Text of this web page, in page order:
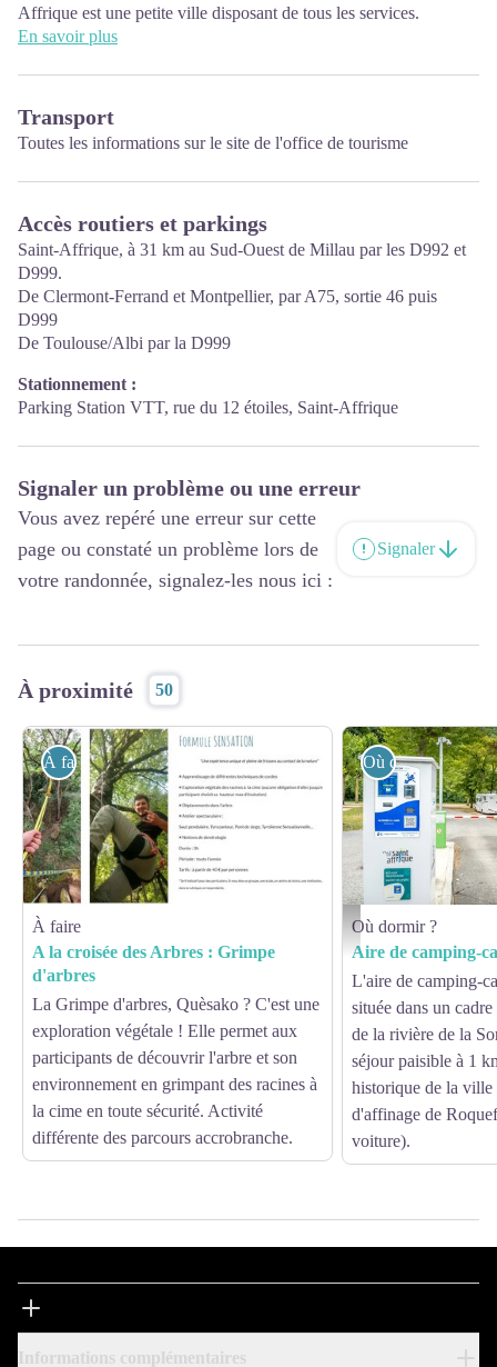
Affrique est une petite ville disposant de tous les services.
L'Office de Tourisme se trouve 1 Boulevard Aristide Briand
De juillet à août ouvert du lundi au samedi de 10h à 12h30 et de
14h30 à 18h30
De septembre à juin :
de 9h à 12h30 et de 13h30 à 17h30 ; le samedi matin de 10h à
12h30.
En savoir plus
Transport
Toutes les informations sur le site de l'office de tourisme
Accès routiers et parkings
Saint-Affrique, à 31 km au Sud-Ouest de Millau par les D992 et
D999.
De Clermont-Ferrand et Montpellier, par A75, sortie 46 puis
D999
De Toulouse/Albi par la D999
Stationnement :
Parking Station VTT, rue du 12 étoiles, Saint-Affrique
Signaler un problème ou une erreur
Vous avez repéré une erreur sur cette
page ou constaté un problème lors de
votre randonnée, signalez-les nous ici :
Signaler
À proximité 50
À faire
À faire
A la croisée des Arbres : Grimpe
d'arbres
La Grimpe d'arbres, Quèsako ? C'est une
exploration végétale ! Elle permet aux
participants de découvrir l'arbre et son
environnement en grimpant des racines à
la cime en toute sécurité. Activité
différente des parcours accrobranche.
Aire de camping-car Park
Où dormir ?
Où dormir ?
Aire de camping-
L'aire de camping-
située dans un
de la rivière de la
séjour paisible à 1
historique de la ville
d'affinage de
voiture).
Informations complémentaires